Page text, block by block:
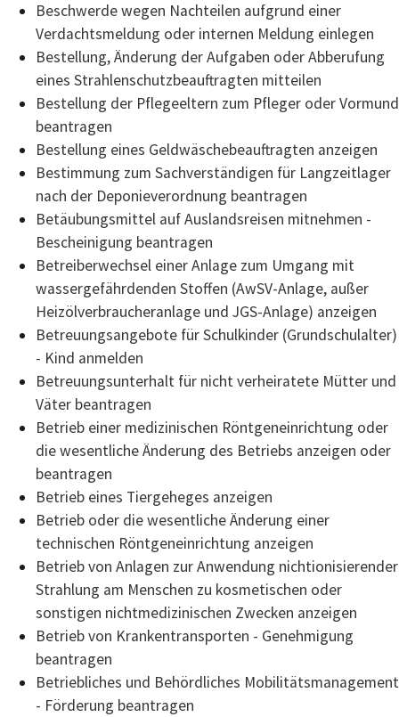
Beschwerde wegen Nachteilen aufgrund einer
Verdachtsmeldung oder internen Meldung einlegen
Bestellung, Änderung der Aufgaben oder Abberufung
eines Strahlenschutzbeauftragten mitteilen
Bestellung der Pflegeeltern zum Pfleger oder Vormund
beantragen
Bestellung eines Geldwäschebeauftragten anzeigen
Bestimmung zum Sachverständigen für Langzeitlager
nach der Deponieverordnung beantragen
Betäubungsmittel auf Auslandsreisen mitnehmen -
Bescheinigung beantragen
Betreiberwechsel einer Anlage zum Umgang mit
wassergefährdenden Stoffen (AwSV-Anlage, außer
Heizölverbraucheranlage und JGS-Anlage) anzeigen
Betreuungsangebote für Schulkinder (Grundschulalter)
- Kind anmelden
Betreuungsunterhalt für nicht verheiratete Mütter und
Väter beantragen
Betrieb einer medizinischen Röntgeneinrichtung oder
die wesentliche Änderung des Betriebs anzeigen oder
beantragen
Betrieb eines Tiergeheges anzeigen
Betrieb oder die wesentliche Änderung einer
technischen Röntgeneinrichtung anzeigen
Betrieb von Anlagen zur Anwendung nichtionisierender
Strahlung am Menschen zu kosmetischen oder
sonstigen nichtmedizinischen Zwecken anzeigen
Betrieb von Krankentransporten - Genehmigung
beantragen
Betriebliches und Behördliches Mobilitätsmanagement
- Förderung beantragen